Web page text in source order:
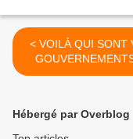
< VOILÀ QUI SONT VOS
Hébergé par Overblog